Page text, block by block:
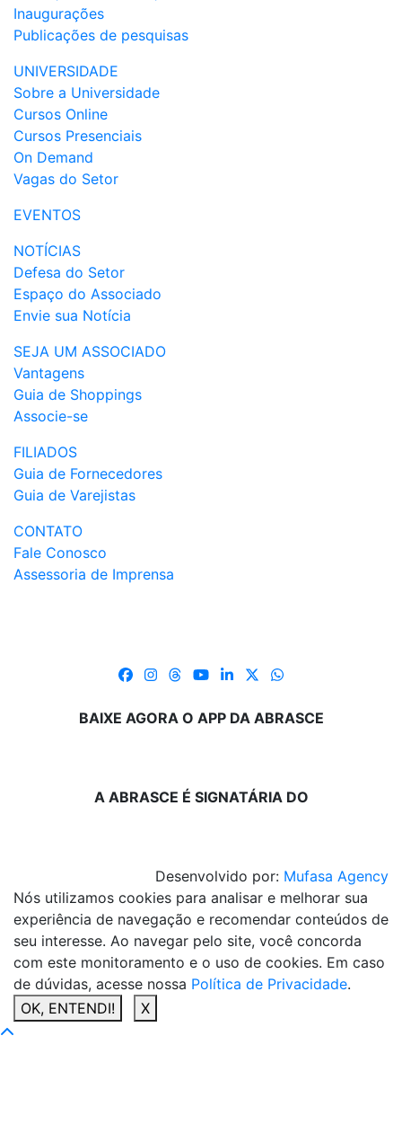
Inaugurações
Publicações de pesquisas
UNIVERSIDADE
Sobre a Universidade
Cursos Online
Cursos Presenciais
On Demand
Vagas do Setor
EVENTOS
NOTÍCIAS
Defesa do Setor
Espaço do Associado
Envie sua Notícia
SEJA UM ASSOCIADO
Vantagens
Guia de Shoppings
Associe-se
FILIADOS
Guia de Fornecedores
Guia de Varejistas
CONTATO
Fale Conosco
Assessoria de Imprensa
BAIXE AGORA O APP DA ABRASCE
A ABRASCE É SIGNATÁRIA DO
Desenvolvido por: Mufasa Agency
Nós utilizamos cookies para analisar e melhorar sua
experiência de navegação e recomendar conteúdos de
seu interesse. Ao navegar pelo site, você concorda
com este monitoramento e o uso de cookies. Em caso
de dúvidas, acesse nossa Política de Privacidade.
OK, ENTENDI!
X